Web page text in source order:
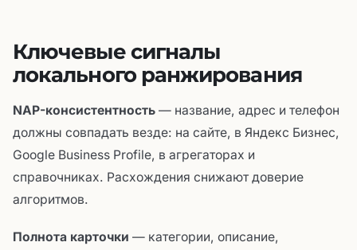
Ключевые сигналы
локального ранжирования
NAP-консистентность — название, адрес и телефон
должны совпадать везде: на сайте, в Яндекс Бизнес,
Google Business Profile, в агрегаторах и
справочниках. Расхождения снижают доверие
алгоритмов.
Полнота карточки — категории, описание,